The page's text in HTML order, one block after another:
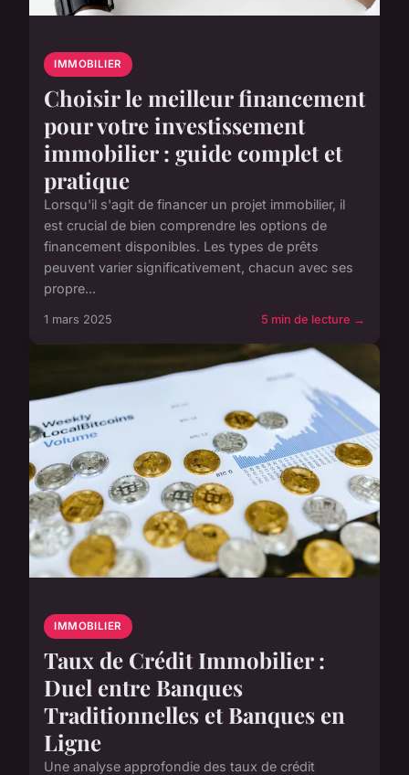
IMMOBILIER
Choisir le meilleur financement
pour votre investissement
immobilier : guide complet et
pratique
Lorsqu'il s'agit de financer un projet immobilier, il
est crucial de bien comprendre les options de
financement disponibles. Les types de prêts
peuvent varier significativement, chacun avec ses
propre...
1 mars 2025 5 min de lecture →
IMMOBILIER
Taux de Crédit Immobilier :
Duel entre Banques
Traditionnelles et Banques en
Ligne
Une analyse approfondie des taux de crédit